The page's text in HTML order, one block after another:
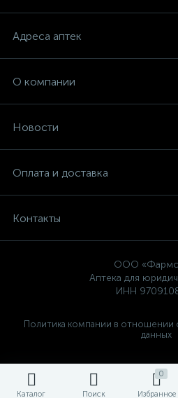
Каталог Поиск
0
Избранное
Адреса аптек
О компании
Новости
Оплата и доставка
Контакты
ООО
Аптека для
ИНН
Политика компании в отношении
данных